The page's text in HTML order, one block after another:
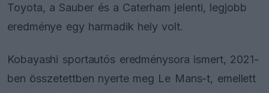
Toyota, a Sauber és a Caterham jelenti, legjobb
eredménye egy harmadik hely volt.
Kobayashi sportautós eredménysora ismert, 2021-
ben összetettben nyerte meg Le Mans-t, emellett